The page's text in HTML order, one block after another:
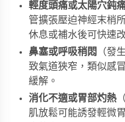
輕度頭痛或太陽穴鈍
管擴張壓迫神經末梢
休息或補水後可快速
鼻塞或呼吸稍悶
（發
致氣道狹窄，類似感
緩解。
消化不適或胃部灼熱
肌放鬆可能誘發輕微